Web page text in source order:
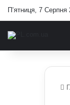
П’ятниця, 7 Серпня